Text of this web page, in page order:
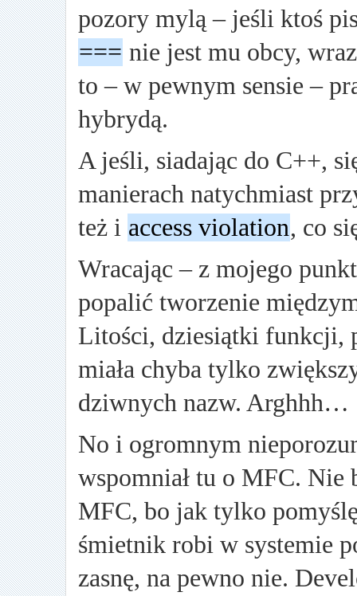
pozory mylą – jeśli ktoś
=== nie jest mu obcy,
to – w pewnym sensie –
hybrydą.
A jeśli, siadając do C++,
manierach natychmiast
też i access violation, co
Wracając – z mojego
popalić tworzenie
Litości, dziesiątki funkcji,
miała chyba tylko
dziwnych nazw. Arghhh…
No i ogromnym
wspomniał tu o MFC. Nie
MFC, bo jak tylko
śmietnik robi w systemie
zasnę, na pewno nie.